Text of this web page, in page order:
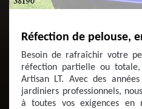
Réfection de pelouse,
Besoin de rafraîchir votre
réfection partielle ou
Artisan LT. Avec des
jardiniers professionnels,
à toutes vos exigences en